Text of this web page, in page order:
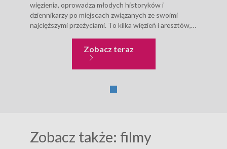
więzienia, oprowadza młodych historyków i
dziennikarzy po miejscach związanych ze swoimi
najcięższymi przeżyciami. To kilka więzień i aresztów,
Zobacz terazKolumbowie rocznik 30
Zobacz także: filmy